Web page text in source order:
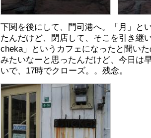
下関を後にして、門司港へ。「月」と
たんだけど、閉店して、そこを引き継
cheka」というカフェになったと聞い
みたいなーと思ったんだけど、今日は
いで、17時でクローズ。。残念。